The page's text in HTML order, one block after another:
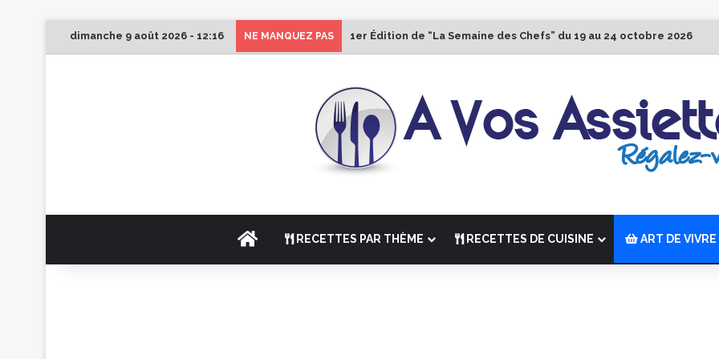
dimanche 9 août 2026 - 12:16 NE MANQUEZ PAS 1er Édition de “La Semaine des Chefs” du 19 au 24 octobre 2026
ACCUEILRECETTES PAR THÈME RECETTES DE CUISINE ART DE VIVRE